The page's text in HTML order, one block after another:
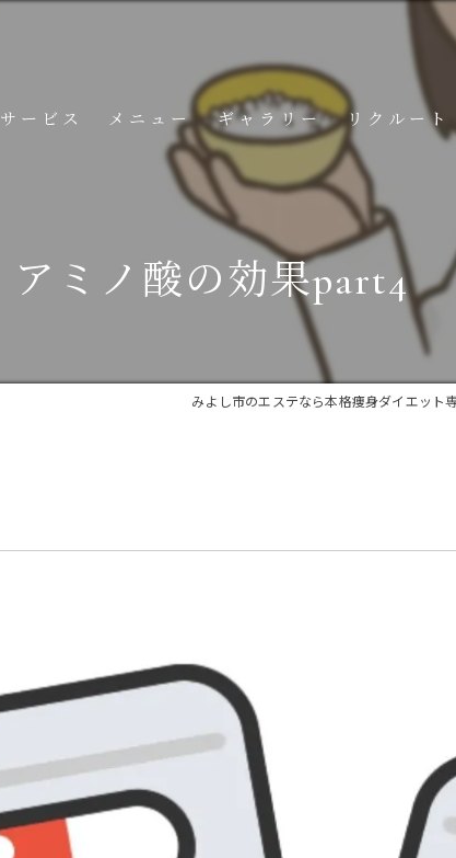
サービス メニュー ギャラリー リクルート
アミノ酸の効果part4
みよし市のエステなら本格痩身ダイエット